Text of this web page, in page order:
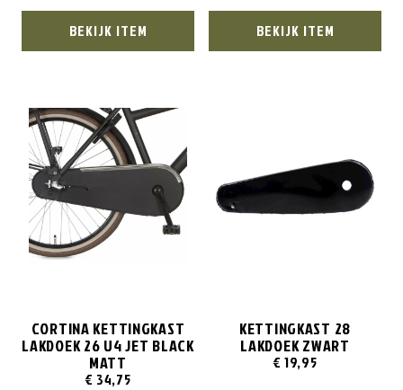
BEKIJK ITEM BEKIJK ITEM
CORTINA KETTINGKAST
LAKDOEK 26 U4 JET BLACK
MATT
€ 34,75
KETTINGKAST 28
LAKDOEK ZWART
€ 19,95